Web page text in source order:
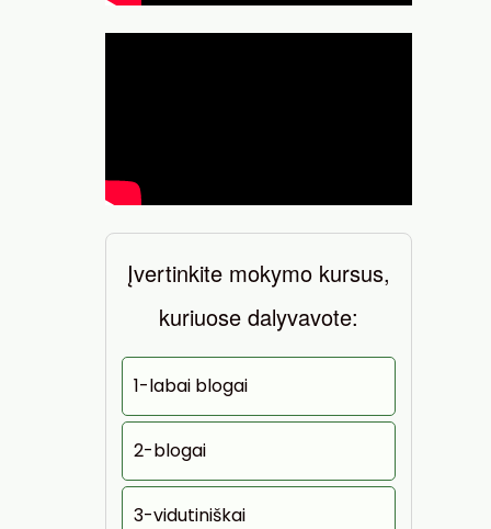
Įvertinkite mokymo kursus,
kuriuose dalyvavote:
1-labai blogai
2-blogai
3-vidutiniškai